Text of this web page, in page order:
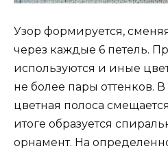
Узор формируется,
через каждые 6 петель.
используются и иные
не более пары оттенков.
цветная полоса
итоге образуется
орнамент. На